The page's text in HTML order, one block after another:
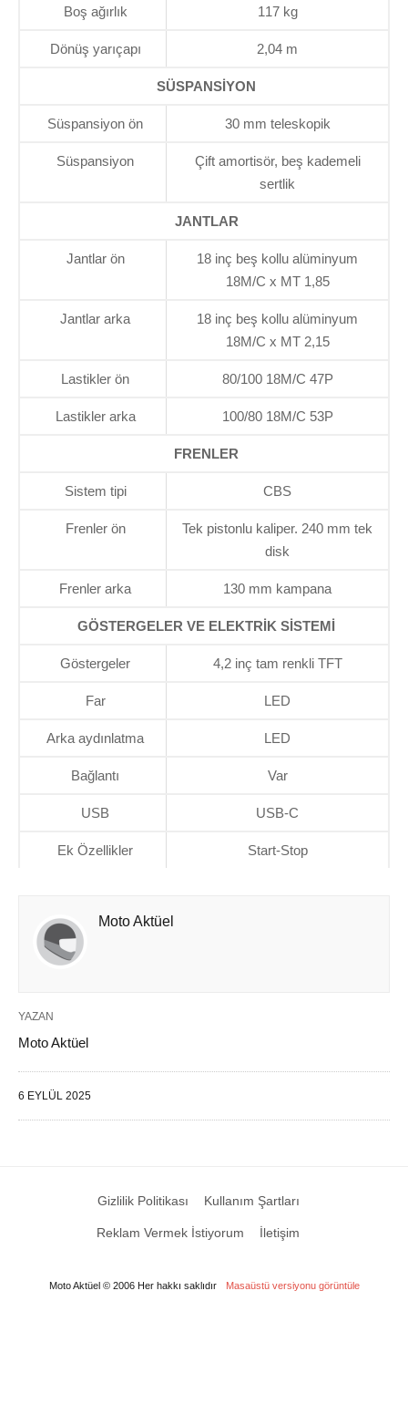
Boş ağırlık 117 kg
Dönüş yarıçapı 2,04 m
SÜSPANSİYON
Süspansiyon ön 30 mm teleskopik
Süspansiyon
Çift amortisör, beş kademeli
sertlik
JANTLAR
Jantlar ön
18 inç beş kollu alüminyum
18M/C x MT 1,85
Jantlar arka
18 inç beş kollu alüminyum
18M/C x MT 2,15
Lastikler ön 80/100 18M/C 47P
Lastikler arka 100/80 18M/C 53P
FRENLER
Sistem tipi CBS
Frenler ön
Tek pistonlu kaliper. 240 mm tek
disk
Frenler arka 130 mm kampana
GÖSTERGELER VE ELEKTRİK SİSTEMİ
Göstergeler 4,2 inç tam renkli TFT
Far LED
Arka aydınlatma LED
Bağlantı Var
USB USB-C
Ek Özellikler Start-Stop
Moto Aktüel
YAZAN
Moto Aktüel
6 EYLÜL 2025
Gizlilik Politikası Kullanım Şartları
Reklam Vermek İstiyorum İletişim
Moto Aktüel © 2006 Her hakkı saklıdır Masaüstü versiyonu görüntüle